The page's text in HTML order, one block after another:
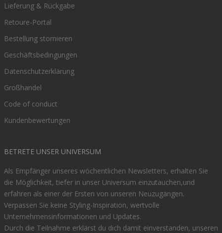
Lieferung & Rückgabe
Retoure-Portal
Bestellung stornieren
Geschäftsbedingungen
Datenschutzerklärung
Großhandel
Code of conduct
Kundenbewertungen
BETRETE UNSER UNIVERSUM
Als Empfänger unseres wöchentlichen Newsletters, erhalten Sie
die Möglichkeit, tiefer in unser Universum einzutauchen,und
erfahren als einer der Ersten von unseren Neuzugängen.
Verpassen Sie keine Styling-Inspiration, wertvolle
Unternehmensinformationen und Updates.
Durch die Teilnahme erklärst du dich damit einverstanden, unseren